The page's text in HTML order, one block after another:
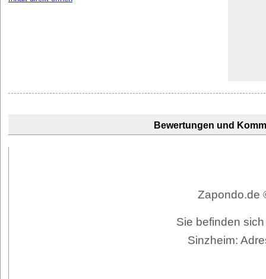
Bewertungen und
Zapondo.de
Sie befinden
Sinzheim: